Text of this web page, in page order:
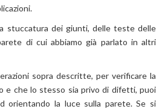
stuccatura dei giunti, delle teste delle
di cui abbiamo già parlato in altri
sopra descritte, per verificare la
e che lo stesso sia privo di difetti, puoi
orientando la luce sulla parete. Se si